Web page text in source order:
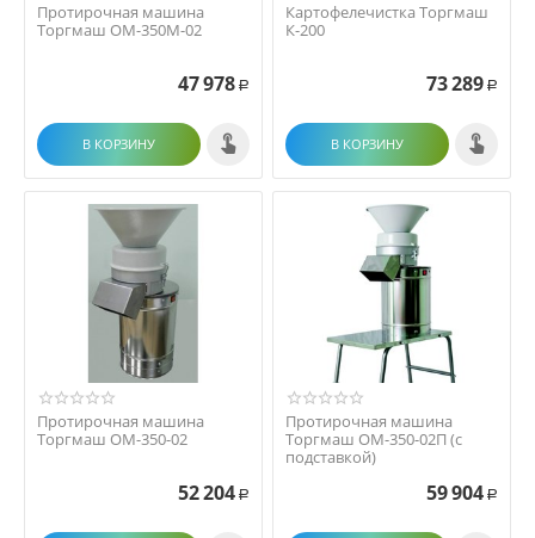
Протирочная машина
Торгмаш ОМ-350М-02
47 978 Р
В КОРЗИНУ
Картофелечистка Торгмаш
К-200
73 289 Р
В КОРЗИНУ
Протирочная машина
Торгмаш ОМ-350-02
52 204 Р
Протирочная машина
Торгмаш ОМ-350-02П (с
подставкой)
59 904 Р